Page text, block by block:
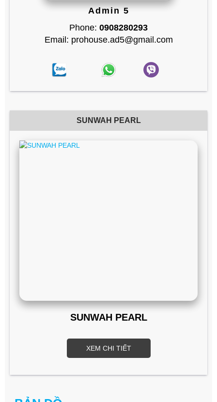
Admin 5
Phone: 0908280293
Email: prohouse.ad5@gmail.com
SUNWAH PEARL
SUNWAH PEARL
XEM CHI TIẾT